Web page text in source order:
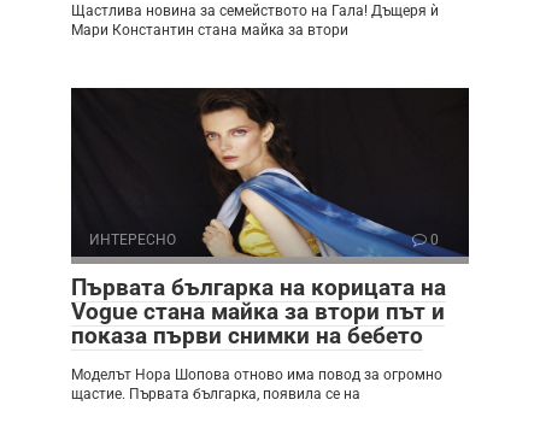
Щастлива новина за семейството на Гала! Дъщеря ѝ
Мари Константин стана майка за втори
ИНТЕРЕСНО 0
Първата българка на корицата на
Vogue стана майка за втори път и
показа първи снимки на бебето
Моделът Нора Шопова отново има повод за огромно
щастие. Първата българка, появила се на